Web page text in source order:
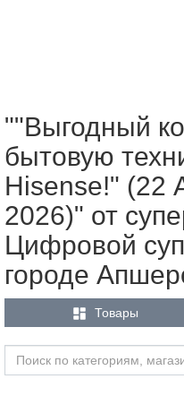
""Выгодный
бытовую
Hisense!" (22
2026)" от
Цифровой
городе
 Товары